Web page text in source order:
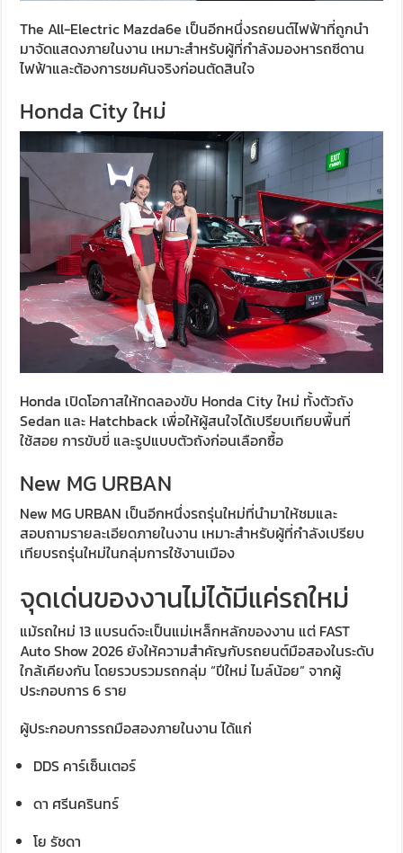
The All-Electric Mazda6e เป็นอีกหนึ่งรถยนต์ไฟฟ้าที่ถูกนำ
มาจัดแสดงภายในงาน เหมาะสำหรับผู้ที่กำลังมองหารถซีดาน
ไฟฟ้าและต้องการชมคันจริงก่อนตัดสินใจ
Honda City ใหม่
Honda เปิดโอกาสให้ทดลองขับ Honda City ใหม่ ทั้งตัวถัง
Sedan และ Hatchback เพื่อให้ผู้สนใจได้เปรียบเทียบพื้นที่
ใช้สอย การขับขี่ และรูปแบบตัวถังก่อนเลือกซื้อ
New MG URBAN
New MG URBAN เป็นอีกหนึ่งรถรุ่นใหม่ที่นำมาให้ชมและ
สอบถามรายละเอียดภายในงาน เหมาะสำหรับผู้ที่กำลังเปรียบ
เทียบรถรุ่นใหม่ในกลุ่มการใช้งานเมือง
จุดเด่นของงานไม่ได้มีแค่รถใหม่
แม้รถใหม่ 13 แบรนด์จะเป็นแม่เหล็กหลักของงาน แต่ FAST
Auto Show 2026 ยังให้ความสำคัญกับรถยนต์มือสองในระดับ
ใกล้เคียงกัน โดยรวบรวมรถกลุ่ม “ปีใหม่ ไมล์น้อย” จากผู้
ประกอบการ 6 ราย
ผู้ประกอบการรถมือสองภายในงาน ได้แก่
DDS คาร์เซ็นเตอร์
ดา ศรีนครินทร์
โย รัชดา